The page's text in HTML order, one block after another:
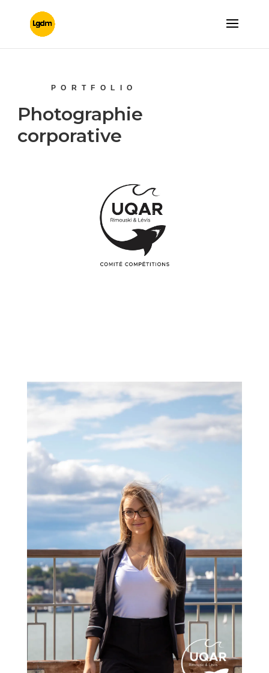
PORTFOLIO
Photographie
corporative